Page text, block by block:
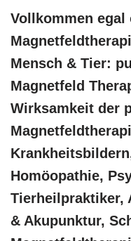
Vollkommen egal
Mensch & Tier:
Magnetfeld
Wirksamkeit der
‎Homöopathie,
‎Tierheilpraktiker,
& Akupunktur,